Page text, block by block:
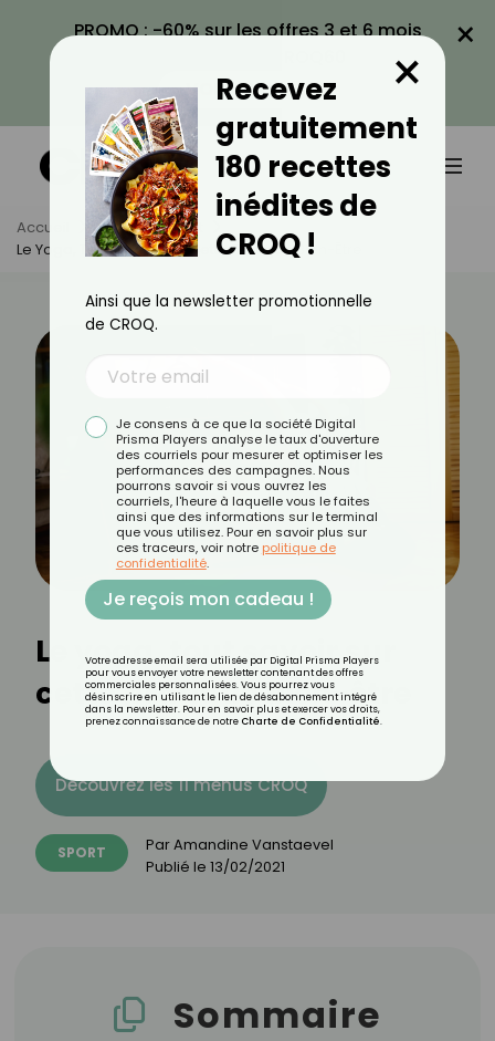
PROMO : -60% sur les offres 3 et 6 mois
VOIR LA PROMO
×
Accueil Actus
Sport
Le Yoga, Tout Savoir Sur Cette Pratique Bien-Être
Le yoga, tout savoir sur
cette pratique bien-être
Découvrez les 11 menus CROQ
SPORT ParAmandine Vanstaevel
Publié le 13/02/2021
Sommaire
Recevez
gratuitement
180 recettes
inédites de
CROQ !
×
Ainsi que la newsletter promotionnelle
de CROQ.
Je consens à ce que la société Digital
Prisma Players analyse le taux d'ouverture
des courriels pour mesurer et optimiser les
performances des campagnes. Nous
pourrons savoir si vous ouvrez les
courriels, l'heure à laquelle vous le faites
ainsi que des informations sur le terminal
que vous utilisez. Pour en savoir plus sur
ces traceurs, voir notre politique de
confidentialité.
Je reçois mon cadeau !
Votre adresse email sera utilisée par Digital Prisma Players
pour vous envoyer votre newsletter contenant des offres
commerciales personnalisées. Vous pourrez vous
désinscrire en utilisant le lien de désabonnement intégré
dans la newsletter. Pour en savoir plus et exercer vos droits,
prenez connaissance de notre Charte de Confidentialité.